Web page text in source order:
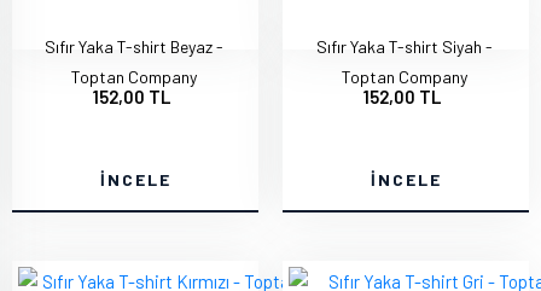
Sıfır Yaka T-shirt Beyaz -
Toptan Company
152,00 TL
İNCELE
Sıfır Yaka T-shirt Siyah -
Toptan Company
152,00 TL
İNCELE